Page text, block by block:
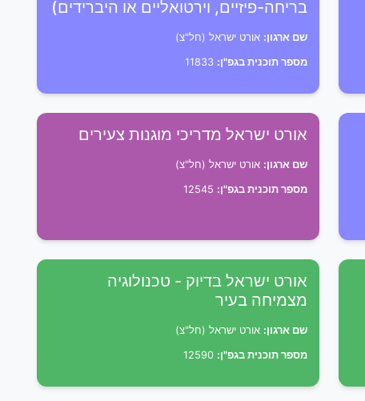
בריחה-פיזיים, וירטואליים או היברידים)
שם ארגון: אורט ישראל (חל"צ)
מספר תוכנית בגפ"ן:
אורט ישראל מדריכי מוגנות צעירים
שם ארגון: אורט ישראל (חל"צ)
מספר תוכנית בגפ"ן:
אורט ישראל בדיוק - טכנולוגיה
מצמיחה בעיר
שם ארגון: אורט ישראל (חל"צ)
מספר תוכנית בגפ"ן: